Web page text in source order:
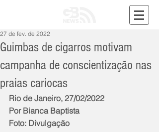
Guimbas de cigarros motivam
campanha de conscientização nas
praias cariocas
27 de fev. de 2022
Rio de Janeiro, 27/02/2022
Por Bianca Baptista
Foto: Divulgação